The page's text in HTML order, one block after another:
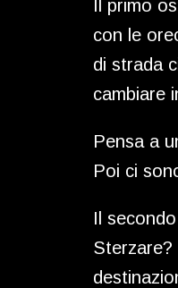
Il primo
con le
di strada
cambiare
Pensa a
Poi ci
Il